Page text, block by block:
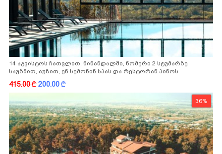
14 აგვისტოს ჩათვლით, წინანდალში, ნომერი 2 სტუმარზე
საუზმით, აუზით, ენ სემონინ სპას და რესტორან პინოს
ფასდაკლებით
415.00k200.00k
36%